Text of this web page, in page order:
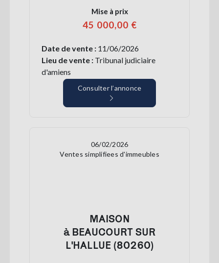
Mise à prix
45 000,00 €
Date de vente : 11/06/2026
Lieu de vente : Tribunal judiciaire
d'amiens
Consulter l’annonce
06/02/2026
Ventes simplifiees d'immeubles
MAISON
à BEAUCOURT SUR
L'HALLUE (80260)